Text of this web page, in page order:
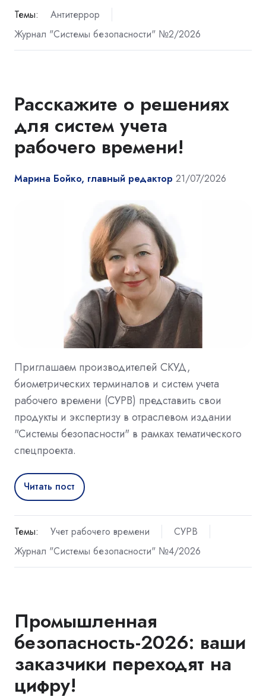
Темы:
Антитеррор
Журнал "Системы безопасности" №2/2026
Расскажите о решениях
для систем учета
рабочего времени!
Марина Бойко, главный редактор 21/07/2026
Приглашаем производителей СКУД,
биометрических терминалов и систем учета
рабочего времени (СУРВ) представить свои
продукты и экспертизу в отраслевом издании
"Системы безопасности" в рамках тематического
спецпроекта.
Читать пост
Темы: Учет рабочего времени
СУРВ
Журнал "Системы безопасности" №4/2026
Промышленная
безопасность-2026: ваши
заказчики переходят на
цифру!